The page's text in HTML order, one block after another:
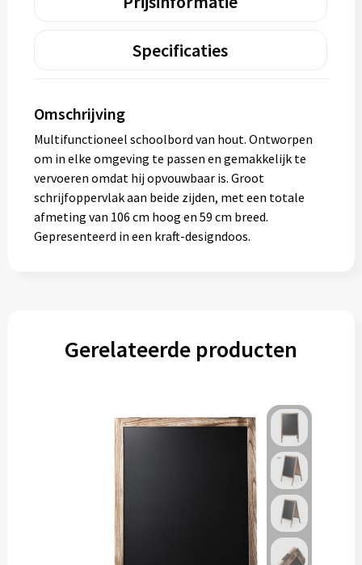
Specificaties
Omschrijving
Multifunctioneel schoolbord van hout. Ontworpen
om in elke omgeving te passen en gemakkelijk te
vervoeren omdat hij opvouwbaar is. Groot
schrijfoppervlak aan beide zijden, met een totale
afmeting van 106 cm hoog en 59 cm breed.
Gepresenteerd in een kraft-designdoos.
Gerelateerde producten